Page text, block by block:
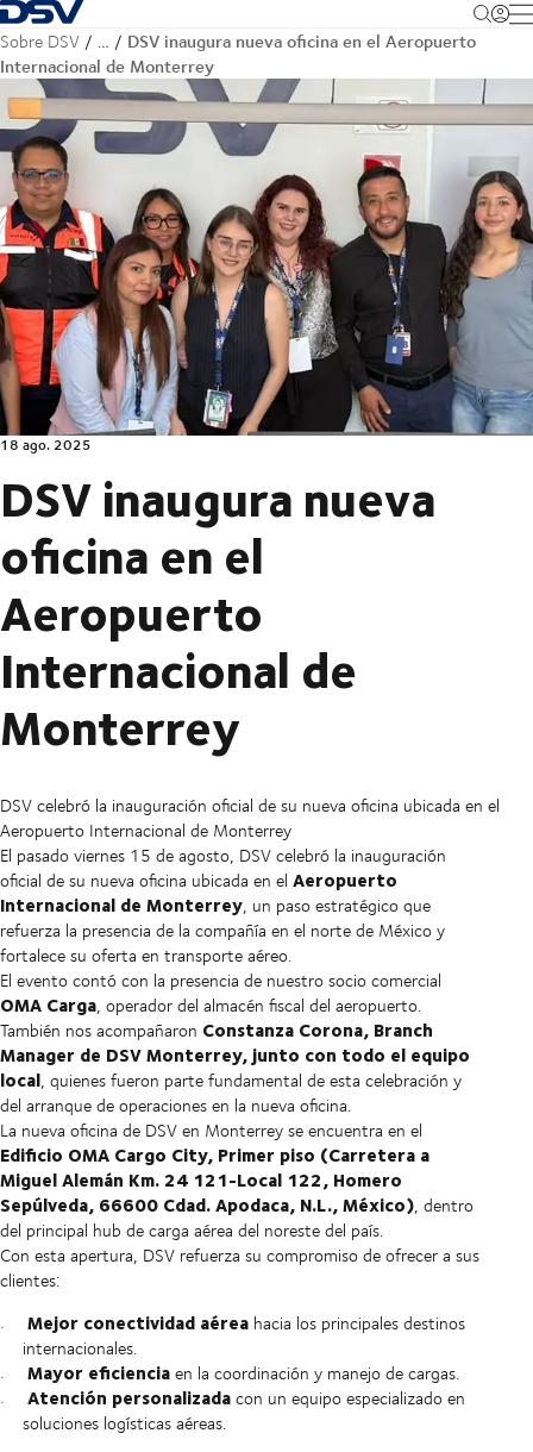
Volver a la página principal
Sobre DSV …
DSV inaugura nueva oficina en el Aeropuerto
Internacional de Monterrey
18 ago. 2025
DSV inaugura nueva
oficina en el
Aeropuerto
Internacional de
Monterrey
DSV celebró la inauguración oficial de su nueva oficina ubicada en el
Aeropuerto Internacional de Monterrey
El pasado viernes 15 de agosto, DSV celebró la inauguración
oficial de su nueva oficina ubicada en el Aeropuerto
Internacional de Monterrey, un paso estratégico que
refuerza la presencia de la compañía en el norte de México y
fortalece su oferta en transporte aéreo.
El evento contó con la presencia de nuestro socio comercial
OMA Carga, operador del almacén fiscal del aeropuerto.
También nos acompañaron Constanza Corona, Branch
Manager de DSV Monterrey, junto con todo el equipo
local, quienes fueron parte fundamental de esta celebración y
del arranque de operaciones en la nueva oficina.
La nueva oficina de DSV en Monterrey se encuentra en el
Edificio OMA Cargo City, Primer piso (Carretera a
Miguel Alemán Km. 24 121-Local 122, Homero
Sepúlveda, 66600 Cdad. Apodaca, N.L., México), dentro
del principal hub de carga aérea del noreste del país.
Con esta apertura, DSV refuerza su compromiso de ofrecer a sus
clientes:
Mejor conectividad aérea hacia los principales destinos
internacionales.
Mayor eficiencia en la coordinación y manejo de cargas.
Atención personalizada con un equipo especializado en
soluciones logísticas aéreas.